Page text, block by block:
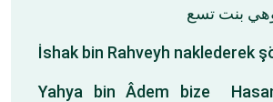
بنت تسع
İshak bin Rahveyh naklederek
Yahya bin Âdem bize